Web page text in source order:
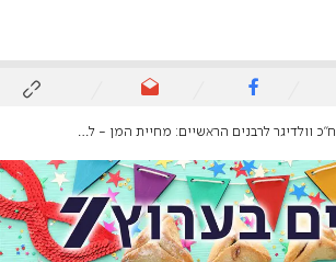
ח"כ וולדיגר לרבנים הראשיים: מחיית המן - לא על חשבון הלומי הקרב